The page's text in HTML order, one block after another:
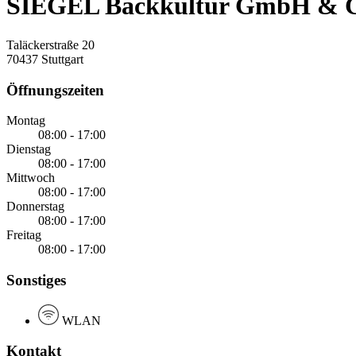
SIEGEL Backkultur GmbH &
Taläckerstraße 20
70437 Stuttgart
Öffnungszeiten
Montag
08:00 - 17:00
Dienstag
08:00 - 17:00
Mittwoch
08:00 - 17:00
Donnerstag
08:00 - 17:00
Freitag
08:00 - 17:00
Sonstiges
WLAN
Kontakt